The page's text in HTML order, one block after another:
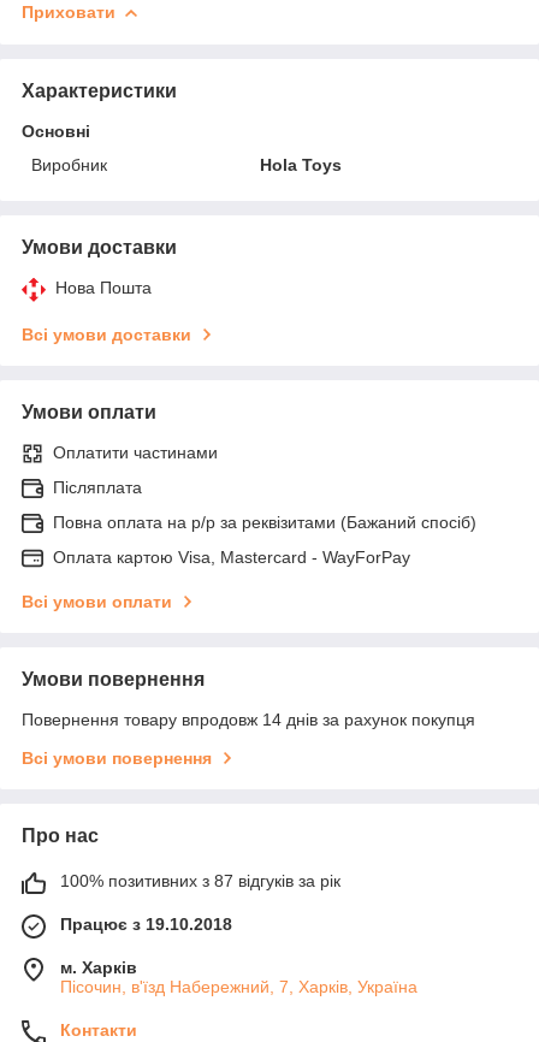
Приховати
Характеристики
Основні
Виробник
Hola Toys
Умови доставки
Нова Пошта
Всі умови доставки
Умови оплати
Оплатити частинами
Післяплата
Повна оплата на р/р за реквізитами (Бажаний спосіб)
Оплата картою Visa, Mastercard - WayForPay
Всі умови оплати
Умови повернення
Повернення товару впродовж 14 днів за рахунок покупця
Всі умови повернення
Про нас
100% позитивних з 87 відгуків за рік
Працює з 19.10.2018
м. Харків
Пісочин, в'їзд Набережний, 7, Харків, Україна
Контакти